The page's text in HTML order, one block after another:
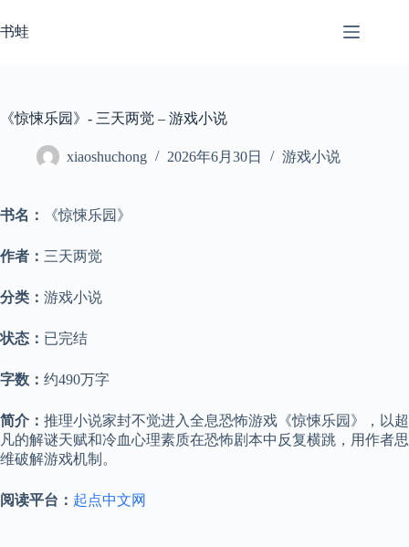
至
书蛙
《惊悚乐园》- 三天两觉 – 游戏小说
xiaoshuchong 2026年6月30日 游戏小说
书名： 《惊悚乐园》
作者： 三天两觉
分类： 游戏小说
状态： 已完结
字数： 约490万字
简介： 推理小说家封不觉进入全息恐怖游戏《惊悚乐园》，以超
凡的解谜天赋和冷血心理素质在恐怖剧本中反复横跳，用作者思
维破解游戏机制。
阅读平台： 起点中文网